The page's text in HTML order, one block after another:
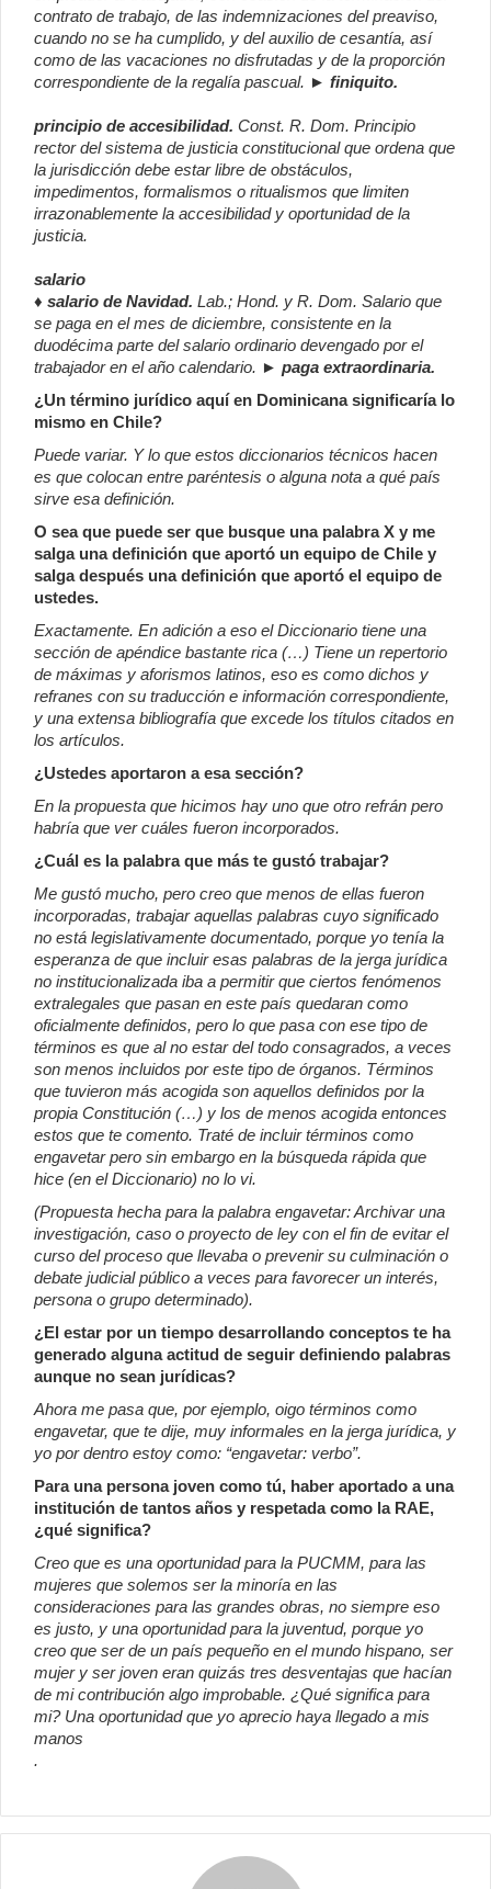
contrato de trabajo, de las indemnizaciones del preaviso,
cuando no se ha cumplido, y del auxilio de cesantía, así
como de las vacaciones no disfrutadas y de la proporción
correspondiente de la regalía pascual. ► finiquito.
principio de accesibilidad. Const. R. Dom. Principio
rector del sistema de justicia constitucional que ordena que
la jurisdicción debe estar libre de obstáculos,
impedimentos, formalismos o ritualismos que limiten
irrazonablemente la accesibilidad y oportunidad de la
justicia.
salario
♦ salario de Navidad. Lab.; Hond. y R. Dom. Salario que
se paga en el mes de diciembre, consistente en la
duodécima parte del salario ordinario devengado por el
trabajador en el año calendario. ► paga extraordinaria.
¿Un término jurídico aquí en Dominicana significaría lo
mismo en Chile?
Puede variar. Y lo que estos diccionarios técnicos hacen
es que colocan entre paréntesis o alguna nota a qué país
sirve esa definición.
O sea que puede ser que busque una palabra X y me
salga una definición que aportó un equipo de Chile y
salga después una definición que aportó el equipo de
ustedes.
Exactamente. En adición a eso el Diccionario tiene una
sección de apéndice bastante rica (…) Tiene un repertorio
de máximas y aforismos latinos, eso es como dichos y
refranes con su traducción e información correspondiente,
y una extensa bibliografía que excede los títulos citados en
los artículos.
¿Ustedes aportaron a esa sección?
En la propuesta que hicimos hay uno que otro refrán pero
habría que ver cuáles fueron incorporados.
¿Cuál es la palabra que más te gustó trabajar?
Me gustó mucho, pero creo que menos de ellas fueron
incorporadas, trabajar aquellas palabras cuyo significado
no está legislativamente documentado, porque yo tenía la
esperanza de que incluir esas palabras de la jerga jurídica
no institucionalizada iba a permitir que ciertos fenómenos
extralegales que pasan en este país quedaran como
oficialmente definidos, pero lo que pasa con ese tipo de
términos es que al no estar del todo consagrados, a veces
son menos incluidos por este tipo de órganos. Términos
que tuvieron más acogida son aquellos definidos por la
propia Constitución (…) y los de menos acogida entonces
estos que te comento. Traté de incluir términos como
engavetar pero sin embargo en la búsqueda rápida que
hice (en el Diccionario) no lo vi.
(Propuesta hecha para la palabra engavetar: Archivar una
investigación, caso o proyecto de ley con el fin de evitar el
curso del proceso que llevaba o prevenir su culminación o
debate judicial público a veces para favorecer un interés,
persona o grupo determinado).
¿El estar por un tiempo desarrollando conceptos te ha
generado alguna actitud de seguir definiendo palabras
aunque no sean jurídicas?
Ahora me pasa que, por ejemplo, oigo términos como
engavetar, que te dije, muy informales en la jerga jurídica, y
yo por dentro estoy como: “engavetar: verbo”.
Para una persona joven como tú, haber aportado a una
institución de tantos años y respetada como la RAE,
¿qué significa?
Creo que es una oportunidad para la PUCMM, para las
mujeres que solemos ser la minoría en las
consideraciones para las grandes obras, no siempre eso
es justo, y una oportunidad para la juventud, porque yo
creo que ser de un país pequeño en el mundo hispano, ser
mujer y ser joven eran quizás tres desventajas que hacían
de mi contribución algo improbable. ¿Qué significa para
mi? Una oportunidad que yo aprecio haya llegado a mis
manos
.